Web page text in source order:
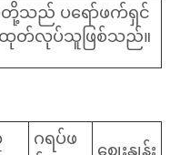
သည် ပရော်ဖက်ရှင်
ထုတ်လုပ်သူဖြစ်သည်။
ဂရပ်ဖ